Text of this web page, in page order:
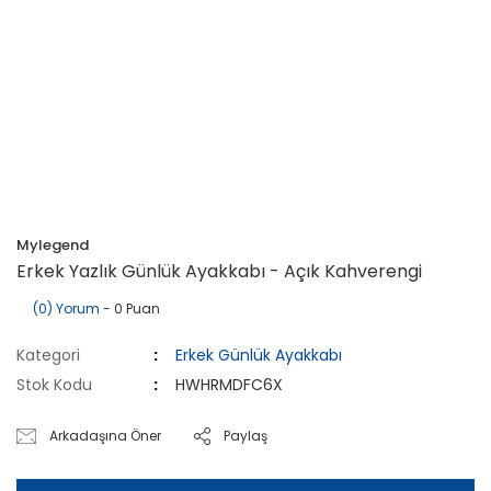
Mylegend
Erkek Yazlık Günlük Ayakkabı - Açık Kahverengi
(0) Yorum - 0 Puan
Kategori
Erkek Günlük Ayakkabı
Stok Kodu
HWHRMDFC6X
Arkadaşına Öner Paylaş